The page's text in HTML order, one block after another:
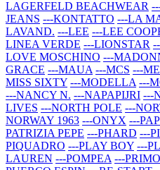
LAGERFELD BEACHWEAR
JEANS ---KONTATTO ---LA
LAVAND. ---LEE ---LEE
LINEA VERDE ---LIONSTAR
LOVE MOSCHINO ---
GRACE ---MAUA ---MCS ---
MISS SIXTY ---MODELLA ---
---NANCY N. ---NAPAPIJRI ---
LIVES ---NORTH POLE ---
NORWAY 1963 ---ONYX ---
PATRIZIA PEPE ---PHARD ---
PIQUADRO ---PLAY BOY ---
LAUREN ---POMPEA ---